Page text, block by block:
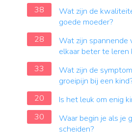
38
Wat zijn de
goede moeder?
28
Wat zijn spannende
elkaar beter te leren
33
Wat zijn de
groeipijn bij een
20
Is het leuk om enig
30
Waar begin je als je
scheiden?